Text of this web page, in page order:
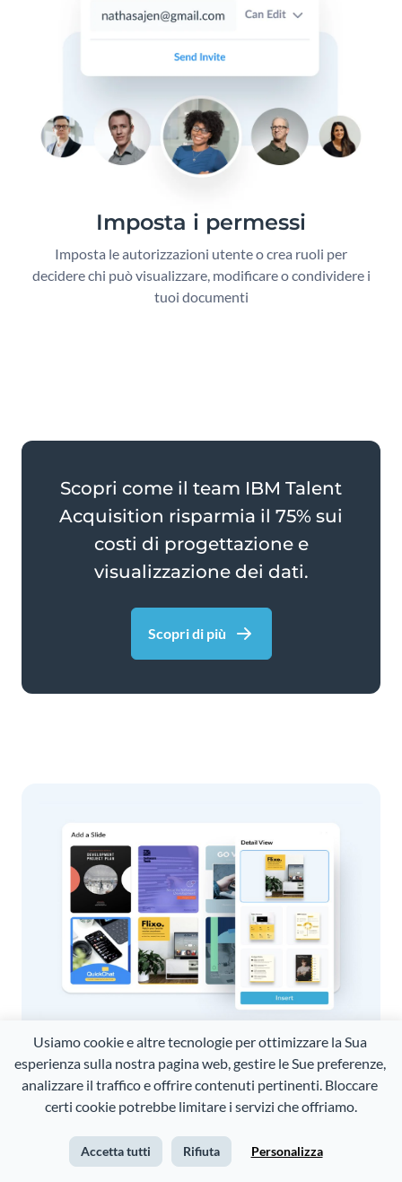
Usiamo cookie e altre tecnologie per ottimizzare la Sua
esperienza sulla nostra pagina web, gestire le Sue preferenze,
analizzare il traffico e offrire contenuti pertinenti. Bloccare
certi cookie potrebbe limitare i servizi che offriamo.
Accetta tutti Rifiuta Personalizza
Imposta i permessi
Imposta le autorizzazioni utente o crea ruoli per
decidere chi può visualizzare, modificare o condividere i
tuoi documenti
Scopri come il team IBM Talent
Acquisition risparmia il 75% sui
costi di progettazione e
visualizzazione dei dati.
Scopri di più
SQUADRA DI MARKETING
Crea documenti brandizzati
Crea una libreria di documenti con marchio,
presentazioni, risorse multimediali e colori del
marchio da condividere e riutilizzare con il tuo team.